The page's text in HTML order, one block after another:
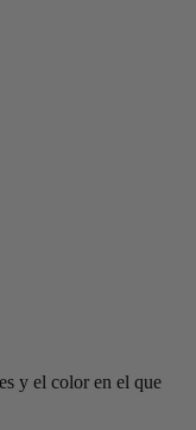
y el color en el que